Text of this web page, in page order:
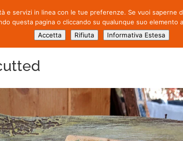
CHI SIAMO ATTIVITÀ
servizi in linea con le tue preferenze. Se vuoi saperne
questa pagina o cliccando su qualunque suo elemento
Accetta
Rifiuta Informativa Estesa